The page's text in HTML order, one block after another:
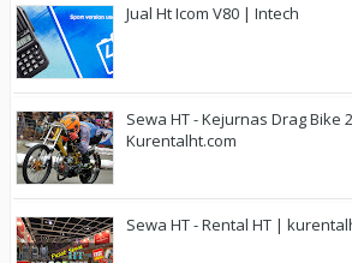
Jual Ht Icom V80 | Intech
Sewa HT - Kejurnas Drag Bike
Kurentalht.com
Sewa HT - Rental HT |